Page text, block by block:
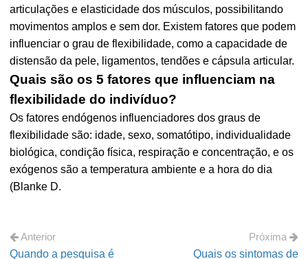
articulações e elasticidade dos músculos, possibilitando
movimentos amplos e sem dor. Existem fatores que podem
influenciar o grau de flexibilidade, como a capacidade de
distensão da pele, ligamentos, tendões e cápsula articular.
Quais são os 5 fatores que influenciam na
flexibilidade do indivíduo?
Os fatores endógenos influenciadores dos graus de
flexibilidade são: idade, sexo, somatótipo, individualidade
biológica, condição física, respiração e concentração, e os
exógenos são a temperatura ambiente e a hora do dia
(Blanke D.
Anterior
Quando a pesquisa é
Próxima
Quais os sintomas de